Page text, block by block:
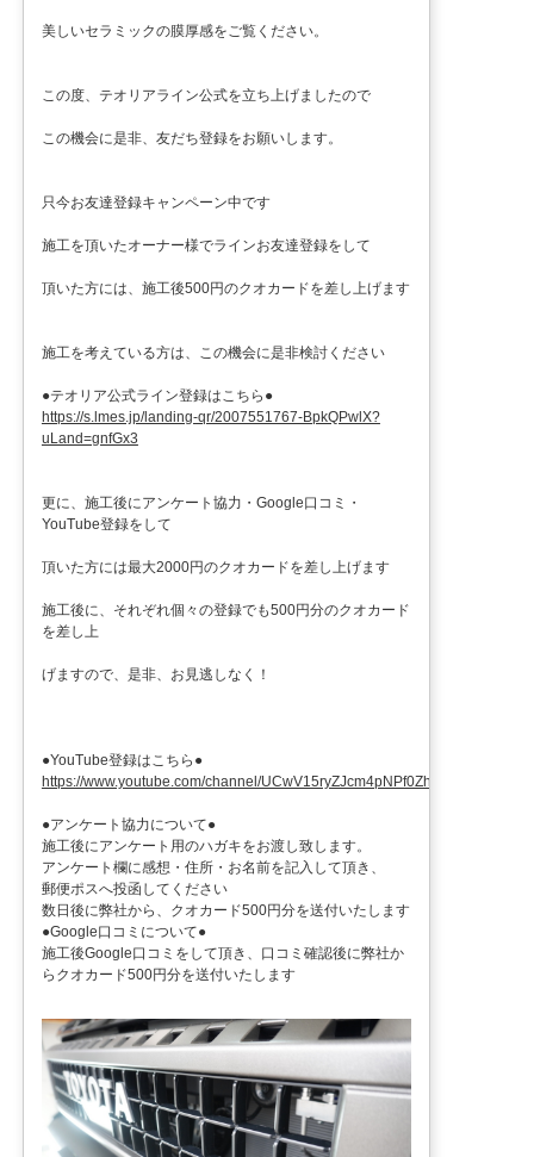
美しいセラミックの膜厚感をご覧ください。
この度、テオリアライン公式を立ち上げましたので
この機会に是非、友だち登録をお願いします。
只今お友達登録キャンペーン中です
施工を頂いたオーナー様でラインお友達登録をして
頂いた方には、施工後500円のクオカードを差し上げます
施工を考えている方は、この機会に是非検討ください
●テオリア公式ライン登録はこちら●
https://s.lmes.jp/landing-qr/2007551767-BpkQPwlX?
uLand=gnfGx3
更に、施工後にアンケート協力・Google口コミ・
YouTube登録をして
頂いた方には最大2000円のクオカードを差し上げます
施工後に、それぞれ個々の登録でも500円分のクオカード
を差し上
げますので、是非、お見逃しなく！
●YouTube登録はこちら●
https://www.youtube.com/channel/UCwV15ryZJcm4pNPf0ZhXu9g
●アンケート協力について●
施工後にアンケート用のハガキをお渡し致します。
アンケート欄に感想・住所・お名前を記入して頂き、
郵便ポスへ投函してください
数日後に弊社から、クオカード500円分を送付いたします
●Google口コミについて●
施工後Google口コミをして頂き、口コミ確認後に弊社か
らクオカード500円分を送付いたします